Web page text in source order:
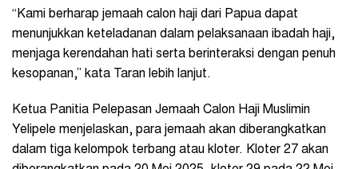
“Kami berharap jemaah calon haji dari Papua dapat
menunjukkan keteladanan dalam pelaksanaan ibadah haji,
menjaga kerendahan hati serta berinteraksi dengan penuh
kesopanan,” kata Taran lebih lanjut.
Ketua Panitia Pelepasan Jemaah Calon Haji Muslimin
Yelipele menjelaskan, para jemaah akan diberangkatkan
dalam tiga kelompok terbang atau kloter. Kloter 27 akan